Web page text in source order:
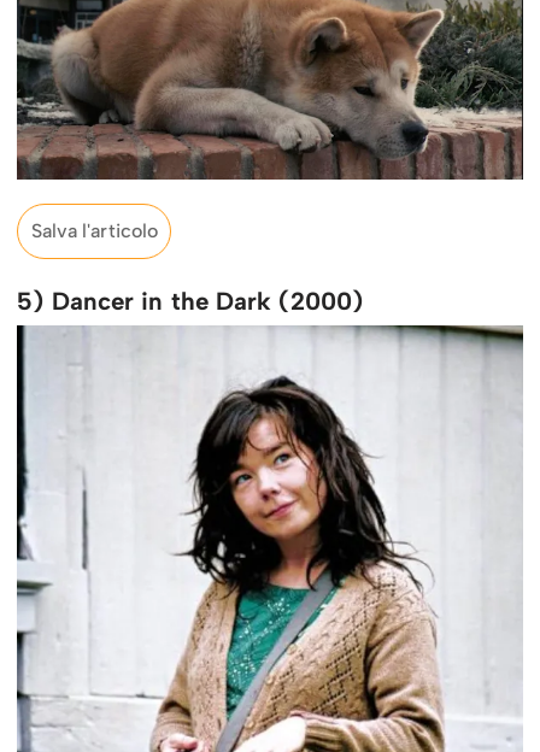
Salva l'articolo
5) Dancer in the Dark (2000)